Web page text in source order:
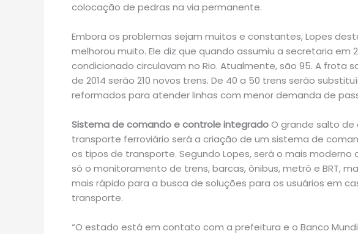
colocação de pedras na via permanente.
Embora os problemas sejam muitos e constantes, Lopes
melhorou muito. Ele diz que quando assumiu a secretaria
condicionado circulavam no Rio. Atualmente, são 95. A frota
de 2014 serão 210 novos trens. De 40 a 50 trens serão
reformados para atender linhas com menor demanda de
Sistema de comando e controle integradoO grande salto de
transporte ferroviário será a criação de um sistema de
os tipos de transporte. Segundo Lopes, será o mais moderno
só o monitoramento de trens, barcas, ônibus, metrô e BRT,
mais rápido para a busca de soluções para os usuários em
transporte.
“O estado está em contato com a prefeitura e o Banco